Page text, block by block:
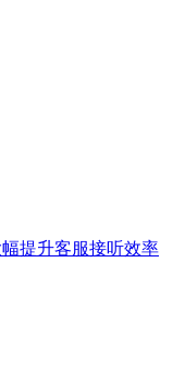
提升客服接听效率